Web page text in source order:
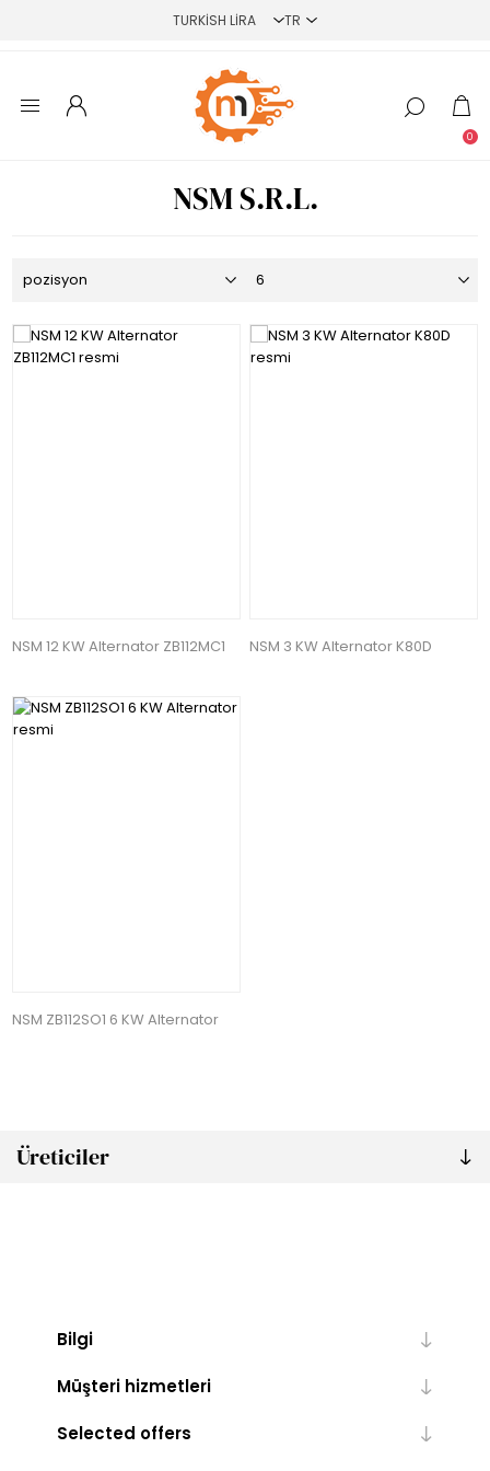
0
Üreticiler
NSM S.R.L.
NSM 12 KW Alternator ZB112MC1 NSM 3 KW Alternator K80D
NSM ZB112SO1 6 KW Alternator
Bilgi
Müşteri hizmetleri
Selected offers